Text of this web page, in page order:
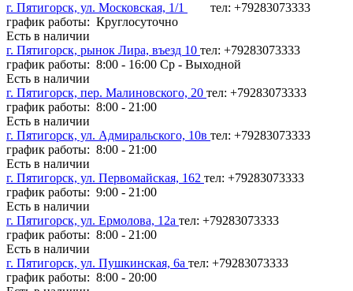
г. Пятигорск, ул. Московская, 1/1
тел: +79283073333
график работы: Круглосуточно
Есть в наличии
г. Пятигорск, рынок Лира, въезд 10 тел: +79283073333
график работы: 8:00 - 16:00 Ср - Выходной
Есть в наличии
г. Пятигорск, пер. Малиновского, 20 тел: +79283073333
график работы: 8:00 - 21:00
Есть в наличии
г. Пятигорск, ул. Адмиральского, 10в тел: +79283073333
график работы: 8:00 - 21:00
Есть в наличии
г. Пятигорск, ул. Первомайская, 162 тел: +79283073333
график работы: 9:00 - 21:00
Есть в наличии
г. Пятигорск, ул. Ермолова, 12а тел: +79283073333
график работы: 8:00 - 21:00
Есть в наличии
г. Пятигорск, ул. Пушкинская, 6а тел: +79283073333
график работы: 8:00 - 20:00